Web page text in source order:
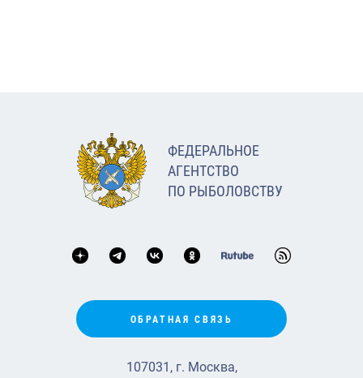
ФЕДЕРАЛЬНОЕ
АГЕНТСТВО
ПО РЫБОЛОВСТВУ
ОБРАТНАЯ СВЯЗЬ
107031, г. Москва,